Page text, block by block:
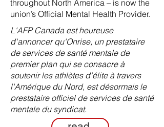
throughout North America – is now the
union’s Official Mental Health Provider.
L'AFP Canada est heureuse
d'annoncer qu'Onrise, un prestataire
de services de santé mentale de
premier plan qui se consacre à
soutenir les athlètes d'élite à travers
l'Amérique du Nord, est désormais le
prestataire officiel de services de santé
mentale du syndicat.